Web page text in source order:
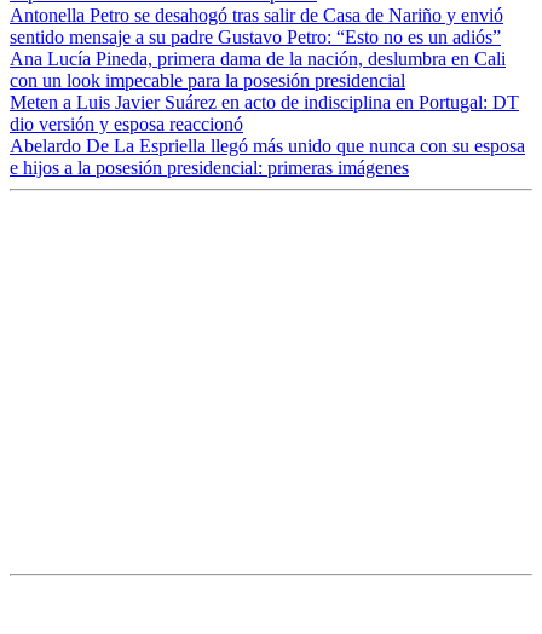
Antonella Petro se desahogó tras salir de Casa de Nariño y envió
sentido mensaje a su padre Gustavo Petro: “Esto no es un adiós”
Ana Lucía Pineda, primera dama de la nación, deslumbra en Cali
con un look impecable para la posesión presidencial
Meten a Luis Javier Suárez en acto de indisciplina en Portugal: DT
dio versión y esposa reaccionó
Abelardo De La Espriella llegó más unido que nunca con su esposa
e hijos a la posesión presidencial: primeras imágenes